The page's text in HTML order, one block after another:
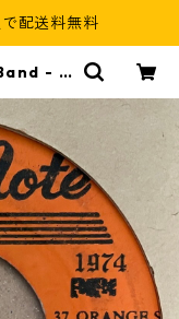
配送料無料
- M